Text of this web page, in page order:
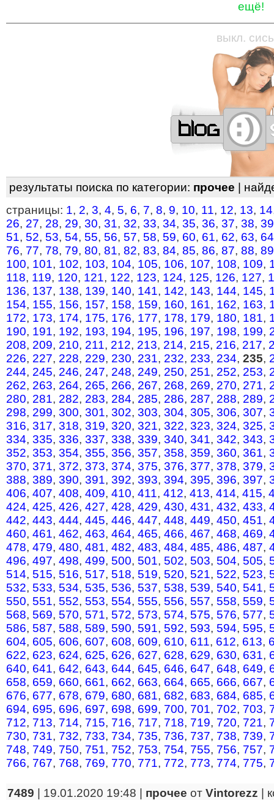
ещё!
—————————————————
выкл.
результаты поиска по категории: прочее |
страницы: 1, 2, 3, 4, 5, 6, 7, 8, 9, 10, 11, 12, 13, 14
26, 27, 28, 29, 30, 31, 32, 33, 34, 35, 36, 37, 38, 39
51, 52, 53, 54, 55, 56, 57, 58, 59, 60, 61, 62, 63, 64
76, 77, 78, 79, 80, 81, 82, 83, 84, 85, 86, 87, 88, 89
100, 101, 102, 103, 104, 105, 106, 107, 108, 109,
118, 119, 120, 121, 122, 123, 124, 125, 126, 127,
136, 137, 138, 139, 140, 141, 142, 143, 144, 145,
154, 155, 156, 157, 158, 159, 160, 161, 162, 163,
172, 173, 174, 175, 176, 177, 178, 179, 180, 181,
190, 191, 192, 193, 194, 195, 196, 197, 198, 199,
208, 209, 210, 211, 212, 213, 214, 215, 216, 217,
226, 227, 228, 229, 230, 231, 232, 233, 234, 235,
244, 245, 246, 247, 248, 249, 250, 251, 252, 253,
262, 263, 264, 265, 266, 267, 268, 269, 270, 271,
280, 281, 282, 283, 284, 285, 286, 287, 288, 289,
298, 299, 300, 301, 302, 303, 304, 305, 306, 307,
316, 317, 318, 319, 320, 321, 322, 323, 324, 325,
334, 335, 336, 337, 338, 339, 340, 341, 342, 343,
352, 353, 354, 355, 356, 357, 358, 359, 360, 361,
370, 371, 372, 373, 374, 375, 376, 377, 378, 379,
388, 389, 390, 391, 392, 393, 394, 395, 396, 397,
406, 407, 408, 409, 410, 411, 412, 413, 414, 415,
424, 425, 426, 427, 428, 429, 430, 431, 432, 433,
442, 443, 444, 445, 446, 447, 448, 449, 450, 451,
460, 461, 462, 463, 464, 465, 466, 467, 468, 469,
478, 479, 480, 481, 482, 483, 484, 485, 486, 487,
496, 497, 498, 499, 500, 501, 502, 503, 504, 505,
514, 515, 516, 517, 518, 519, 520, 521, 522, 523,
532, 533, 534, 535, 536, 537, 538, 539, 540, 541,
550, 551, 552, 553, 554, 555, 556, 557, 558, 559,
568, 569, 570, 571, 572, 573, 574, 575, 576, 577,
586, 587, 588, 589, 590, 591, 592, 593, 594, 595,
604, 605, 606, 607, 608, 609, 610, 611, 612, 613,
622, 623, 624, 625, 626, 627, 628, 629, 630, 631,
640, 641, 642, 643, 644, 645, 646, 647, 648, 649,
658, 659, 660, 661, 662, 663, 664, 665, 666, 667,
676, 677, 678, 679, 680, 681, 682, 683, 684, 685,
694, 695, 696, 697, 698, 699, 700, 701, 702, 703,
712, 713, 714, 715, 716, 717, 718, 719, 720, 721,
730, 731, 732, 733, 734, 735, 736, 737, 738, 739,
748, 749, 750, 751, 752, 753, 754, 755, 756, 757,
766, 767, 768, 769, 770, 771, 772, 773, 774, 775,
7489 | 19.01.2020 19:48 | прочее от Vintorezz